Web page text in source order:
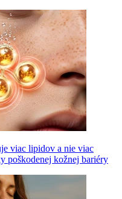
viac lipidov a nie viac
poškodenej kožnej bariéry